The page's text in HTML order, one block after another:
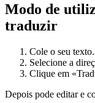
Modo de
traduzir
Cole o seu texto.
Selecione a
Clique em
Depois pode editar e